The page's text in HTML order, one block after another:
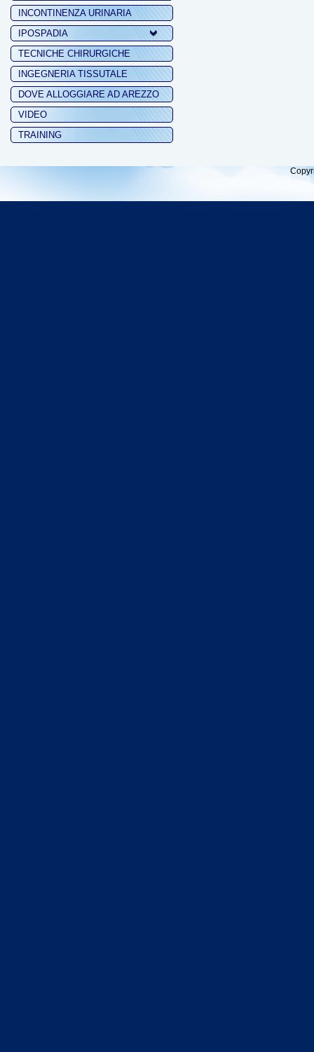
INCONTINENZA URINARIA
IPOSPADIA
TECNICHE CHIRURGICHE
INGEGNERIA TISSUTALE
DOVE ALLOGGIARE AD AREZZO
VIDEO
TRAINING